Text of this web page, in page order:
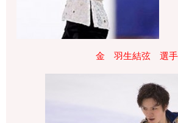
金 羽生結弦 選手